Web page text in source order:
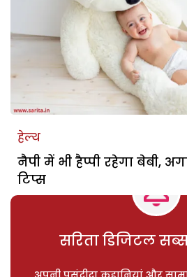
हेल्थ
नैपी में भी हैप्पी रहेगा बेबी,
टिप्स
सरिता डिजिटल